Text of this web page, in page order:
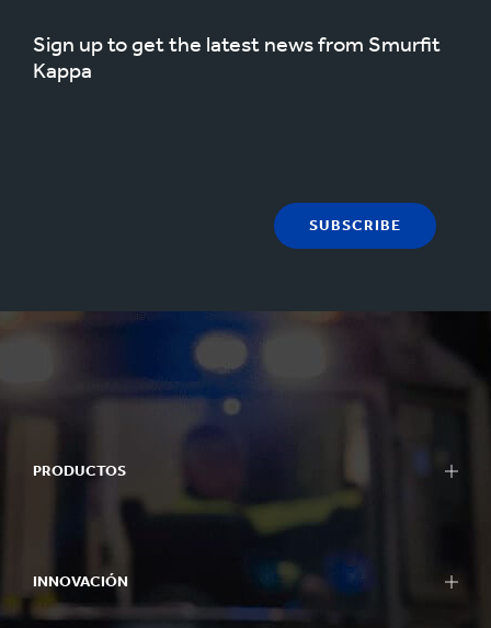
Sign up to get the latest news from Smurfit
Kappa
SUBSCRIBE
PRODUCTOS
INNOVACIÓN